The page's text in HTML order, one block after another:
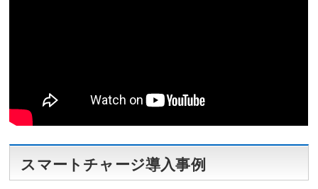
スマートチャージ導入事例